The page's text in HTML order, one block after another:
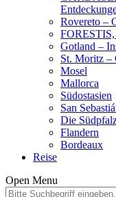
Rovereto –
Gotland –
St. Moritz –
Mosel
Mallorca
Südostasien
San
Die
Flandern
Bordeaux
Reise
Open Menu